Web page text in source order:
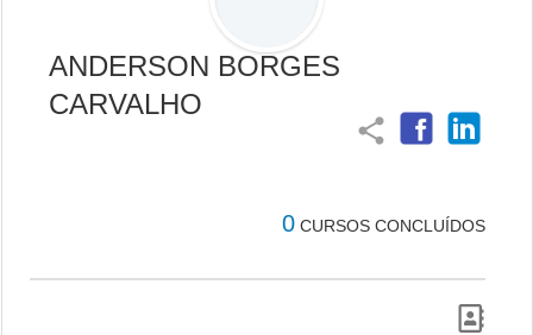
ANDERSON BORGES
CARVALHO
share
0 CURSOS CONCLUÍDOS